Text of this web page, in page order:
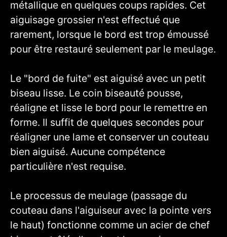
métallique en quelques coups rapides. Cet
aiguisage grossier n'est effectué que
rarement, lorsque le bord est trop émoussé
pour être restauré seulement par le meulage.
Le "bord de fuite" est aiguisé avec un petit
biseau lisse. Le coin biseauté pousse,
réaligne et lisse le bord pour le remettre en
forme. Il suffit de quelques secondes pour
réaligner une lame et conserver un couteau
bien aiguisé. Aucune compétence
particulière n'est requise.
Le processus de meulage (passage du
couteau dans l'aiguiseur avec la pointe vers
le haut) fonctionne comme un acier de chef